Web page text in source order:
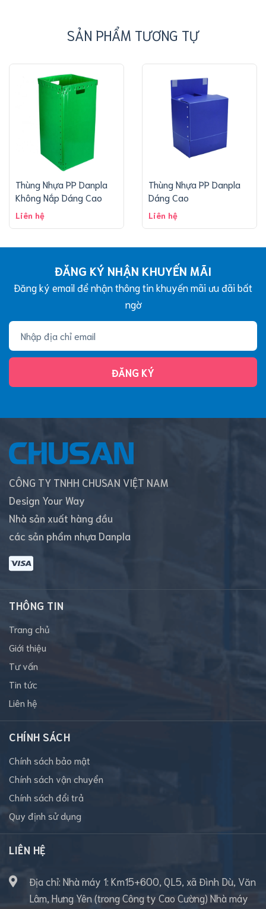
SẢN PHẨM TƯƠNG TỰ
Thùng Nhựa PP Danpla
Không Nắp Dáng Cao
Liên hệ
Thùng Nhựa PP Danpla
Dáng Cao
Liên hệ
ĐĂNG KÝ NHẬN KHUYẾN MÃI
Đăng ký email để nhận thông tin khuyến mãi ưu đãi bất
ngờ
ĐĂNG KÝ
CÔNG TY TNHH CHUSAN VIỆT NAM
Design Your Way
Nhà sản xuất hàng đầu
các sản phẩm nhựa Danpla
THÔNG TIN
Trang chủ
Giới thiệu
Tư vấn
Tin tức
Liên hệ
CHÍNH SÁCH
Chính sách bảo mật
Chính sách vận chuyển
Chính sách đổi trả
Quy định sử dụng
LIÊN HỆ
Địa chỉ: Nhà máy 1: Km15+600, QL5, xã Đình Dù, Văn
Lâm, Hưng Yên (trong Công ty Cao Cường) Nhà máy